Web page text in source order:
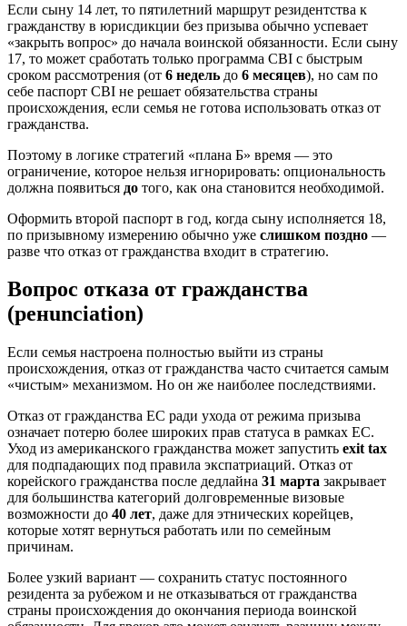
Если сыну 14 лет, то пятилетний маршрут резидентства к
гражданству в юрисдикции без призыва обычно успевает
«закрыть вопрос» до начала воинской обязанности. Если сыну
17, то может сработать только программа CBI с быстрым
сроком рассмотрения (от 6 недель до 6 месяцев), но сам по
себе паспорт CBI не решает обязательства страны
происхождения, если семья не готова использовать отказ от
гражданства.
Поэтому в логике стратегий «плана Б» время — это
ограничение, которое нельзя игнорировать: опциональность
должна появиться до того, как она становится необходимой.
Оформить второй паспорт в год, когда сыну исполняется 18,
по призывному измерению обычно уже слишком поздно —
разве что отказ от гражданства входит в стратегию.
Вопрос отказа от гражданства
(ренunciation)
Если семья настроена полностью выйти из страны
происхождения, отказ от гражданства часто считается самым
«чистым» механизмом. Но он же наиболее последствиями.
Отказ от гражданства ЕС ради ухода от режима призыва
означает потерю более широких прав статуса в рамках ЕС.
Уход из американского гражданства может запустить exit tax
для подпадающих под правила экспатриаций. Отказ от
корейского гражданства после дедлайна 31 марта закрывает
для большинства категорий долговременные визовые
возможности до 40 лет, даже для этнических корейцев,
которые хотят вернуться работать или по семейным
причинам.
Более узкий вариант — сохранить статус постоянного
резидента за рубежом и не отказываться от гражданства
страны происхождения до окончания периода воинской